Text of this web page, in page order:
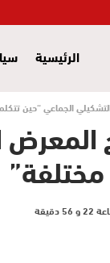
الرئيسية
التشكيلي الجماعي “حين